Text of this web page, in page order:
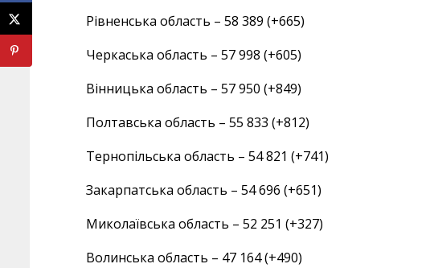
Рівненська область – 58 389 (+665)
Черкаська область – 57 998 (+605)
Вінницька область – 57 950 (+849)
Полтавська область – 55 833 (+812)
Тернопільська область – 54 821 (+741)
Закарпатська область – 54 696 (+651)
Миколаївська область – 52 251 (+327)
Волинська область – 47 164 (+490)